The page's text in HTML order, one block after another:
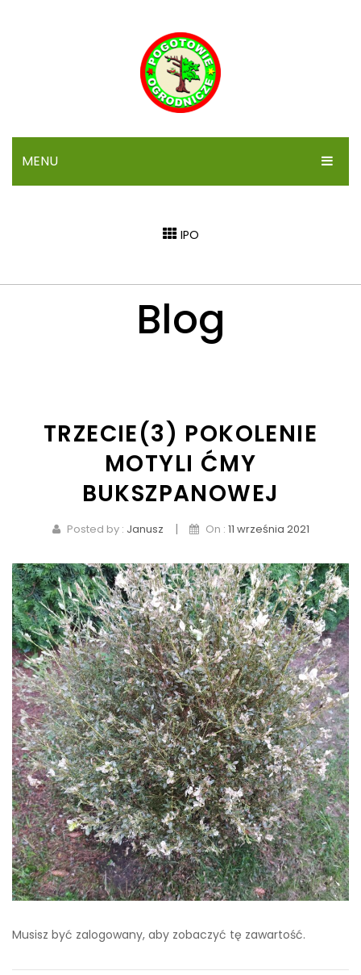
MENU
IPO
Blog
TRZECIE(3) POKOLENIE
MOTYLI ĆMY
BUKSZPANOWEJ
Posted by : Janusz | On : 11 września 2021
Musisz być zalogowany, aby zobaczyć tę zawartość.